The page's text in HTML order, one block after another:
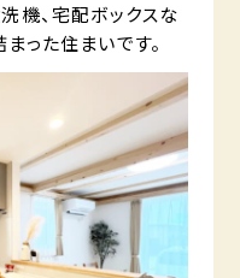
機、宅配ボックスな
った住まいです。